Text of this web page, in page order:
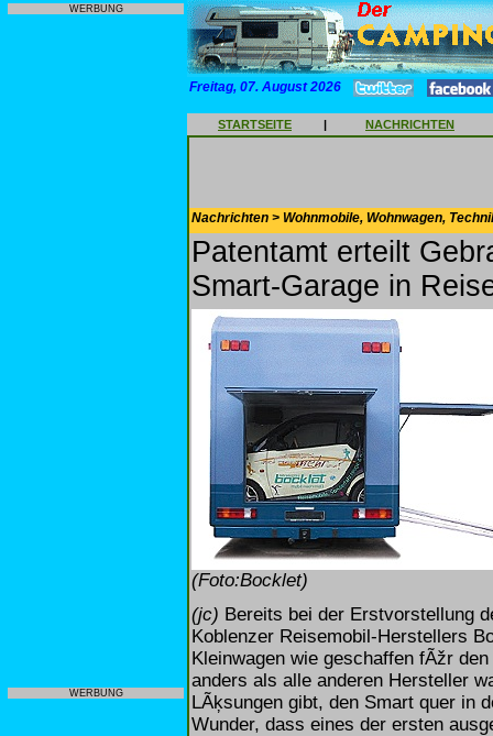
WERBUNG
WERBUNG
Freitag, 07. August 2026
STARTSEITE | NACHRICHTEN
Nachrichten > Wohnmobile, Wohnwagen,
Patentamt erteilt
Smart-Garage in
(Foto:Bocklet)
(jc) Bereits bei der Erstvorstellung
Koblenzer Reisemobil-Herstellers
Kleinwagen wie geschaffen fÃžr
anders als alle anderen Hersteller
LÃķsungen gibt, den Smart quer in
Wunder, dass eines der ersten